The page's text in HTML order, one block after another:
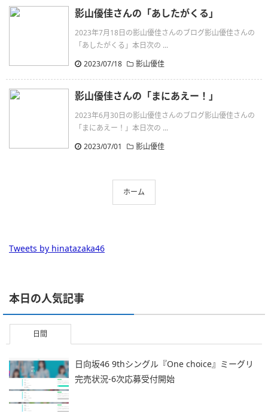
影山優佳さんの「あしたがくる」
2023年7月18日の影山優佳さんのブログ影山優佳さんの
「あしたがくる」本日次の ...
2023/07/18
影山優佳
影山優佳さんの「まにあえー！」
2023年6月30日の影山優佳さんのブログ影山優佳さんの
「まにあえー！」本日次の ...
2023/07/01
影山優佳
ホーム
Tweets by hinatazaka46
本日の人気記事
日間
日向坂46 9thシングル『One choice』ミーグリ
完売状況-6次応募受付開始